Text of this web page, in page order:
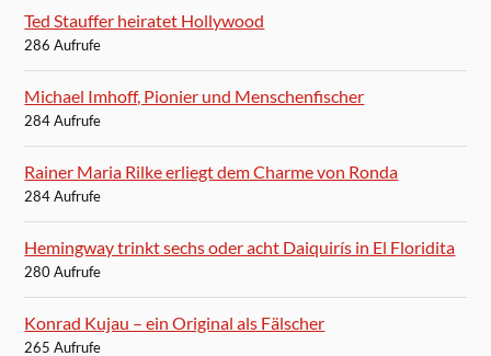
Ted Stauffer heiratet Hollywood
286 Aufrufe
Michael Imhoff, Pionier und Menschenfischer
284 Aufrufe
Rainer Maria Rilke erliegt dem Charme von Ronda
284 Aufrufe
Hemingway trinkt sechs oder acht Daiquirís in El Floridita
280 Aufrufe
Konrad Kujau – ein Original als Fälscher
265 Aufrufe